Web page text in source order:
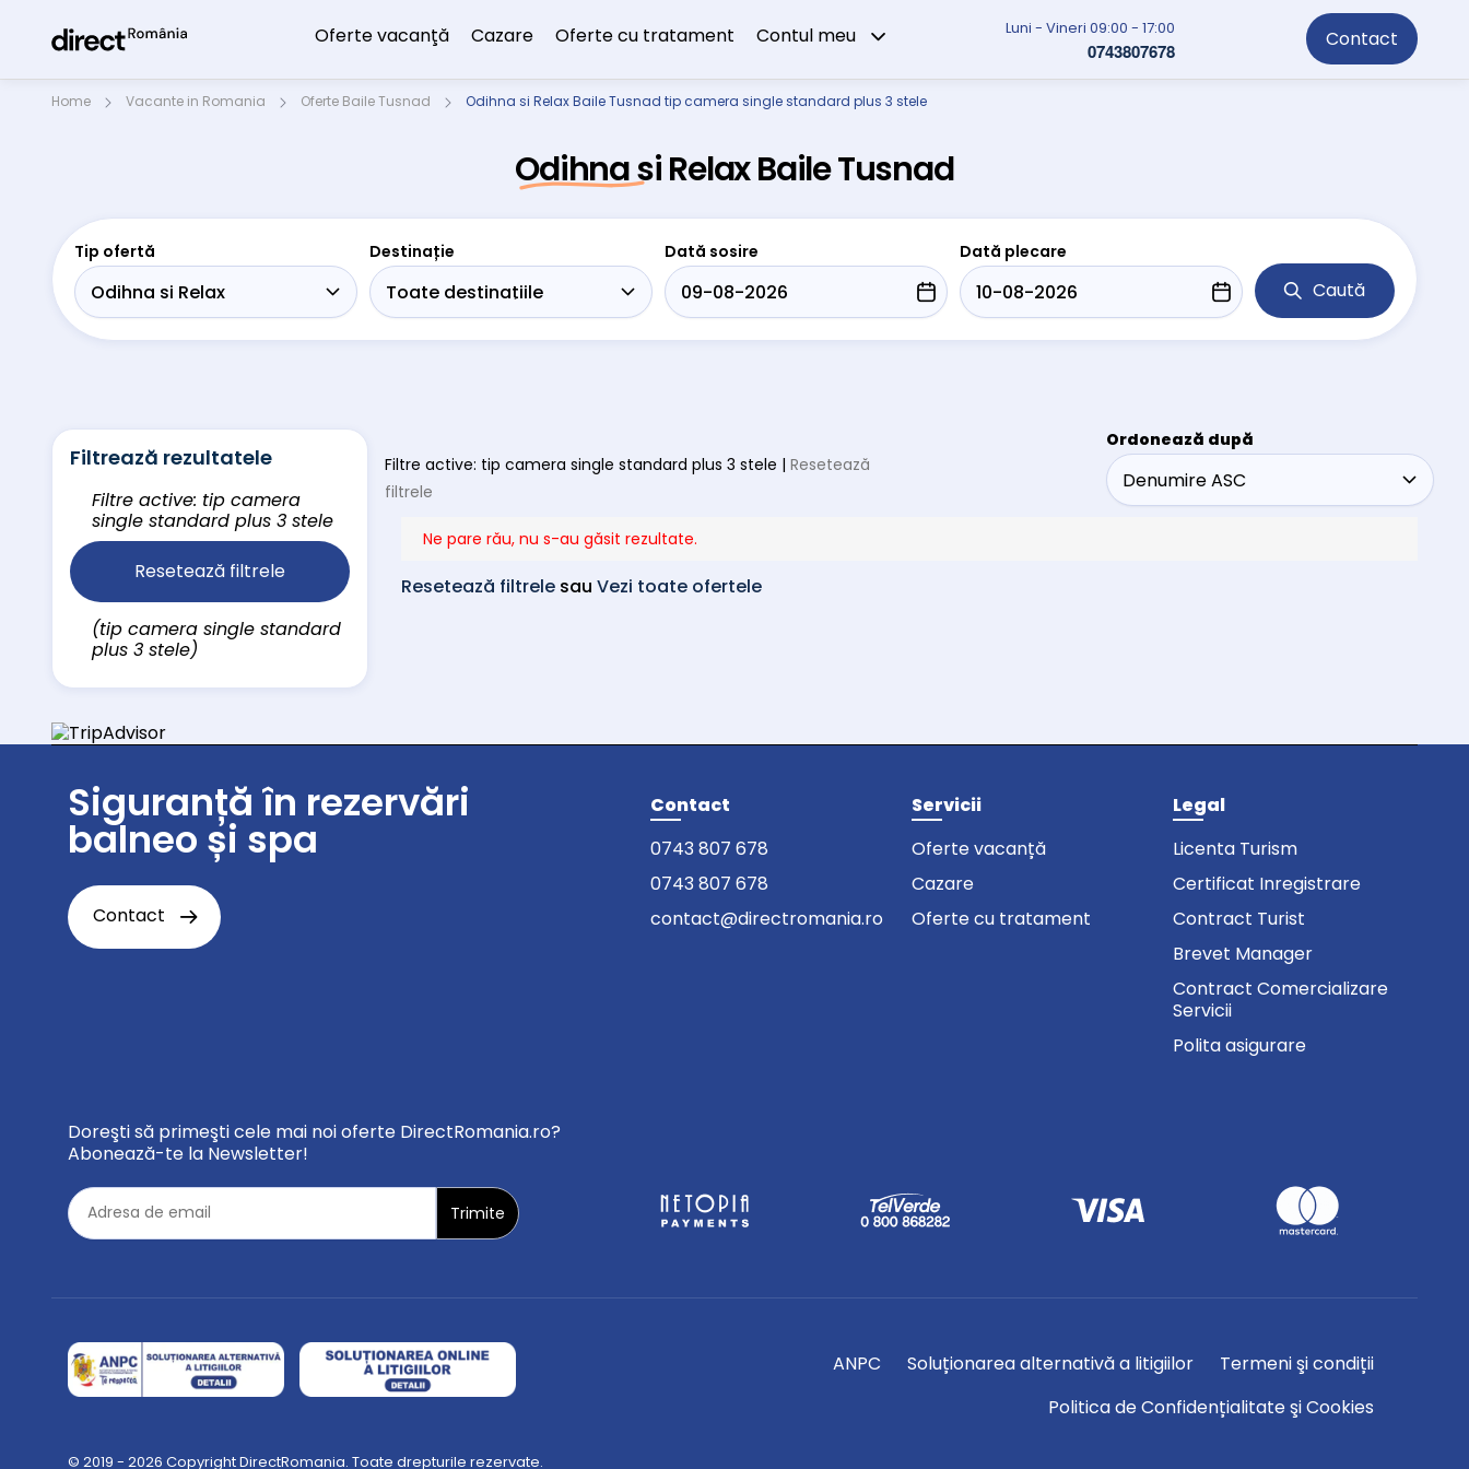
Oferte vacanţă Cazare Oferte cu tratament Contul meu Luni - Vineri 09:00 - 17:00
0743807678 Contact
Home Vacante in Romania Oferte Baile Tusnad Odihna si Relax Baile Tusnad tip camera single standard plus 3 stele
Odihna si Relax Baile Tusnad
Tip ofertă Destinație Dată sosire Dată plecare
Caută
Filtrează rezultatele
Filtre active: tip camera
single standard plus 3 stele
Resetează filtrele
(tip camera single standard
plus 3 stele)
Filtre active: tip camera single standard plus 3 stele | Resetează
filtrele
Ordonează după
Ne pare rău, nu s-au găsit rezultate.
Resetează filtrele sau Vezi toate ofertele
Siguranță în rezervări
balneo și spa
Contact
Contact
0743 807 678
0743 807 678
contact@directromania.ro
Servicii
Oferte vacanță
Cazare
Oferte cu tratament
Legal
Licenta Turism
Certificat Inregistrare
Contract Turist
Brevet Manager
Contract Comercializare
Servicii
Polita asigurare
Doreşti să primeşti cele mai noi oferte DirectRomania.ro?
Abonează-te la Newsletter!
ANPC Soluționarea alternativă a litigiilor
Termeni şi condiții
Politica de Confidențialitate şi Cookies
© 2019 - 2026 Copyright DirectRomania. Toate drepturile rezervate.